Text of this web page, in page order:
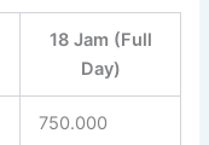
18 Jam (Full
Day)
750.000